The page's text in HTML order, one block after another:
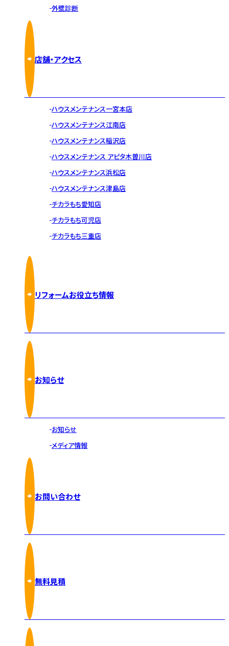
外壁診断
店舗・アクセス
ハウスメンテナンス一宮本店
ハウスメンテナンス江南店
ハウスメンテナンス稲沢店
ハウスメンテナンス アピタ木曽川店
ハウスメンテナンス浜松店
ハウスメンテナンス津島店
チカラもち愛知店
チカラもち可児店
チカラもち三重店
リフォームお役立ち情報
お知らせ
お知らせ
メディア情報
お問い合わせ
無料見積